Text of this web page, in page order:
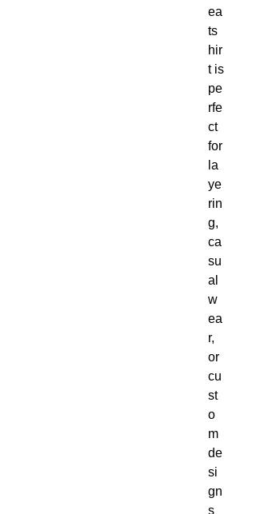
ea
ts
hir
t is
pe
rfe
ct
for
la
ye
rin
g,
ca
su
al
w
ea
r,
or
cu
st
o
m
de
si
gn
s